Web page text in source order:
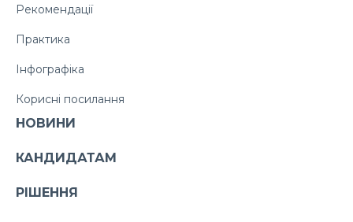
Рекомендації
Практика
Інфографіка
Корисні посилання
НОВИНИ
КАНДИДАТАМ
РІШЕННЯ